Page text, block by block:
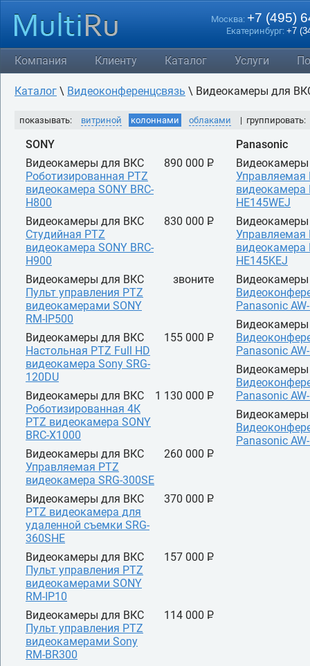
Москва: +7 (495)
Екатеринбург: +7
Компания Клиенту Каталог Услуги
Каталог \ Видеоконференцсвязь \ Видеокамеры для
показывать: витриной колоннами облаками | группировать:
SONY
Видеокамеры для ВКС
Роботизированная PTZ
видеокамера SONY BRC-
H800
890 000 P
Видеокамеры для ВКС
Студийная PTZ
видеокамера SONY BRC-
H900
830 000 P
Видеокамеры для ВКС
Пульт управления PTZ
видеокамерами SONY
RM-IP500
звоните
Видеокамеры для ВКС
Настольная PTZ Full HD
видеокамера Sony SRG-
120DU
155 000 P
Видеокамеры для ВКС
Роботизированная 4К
PTZ видеокамера SONY
BRC-X1000
1 130 000 P
Видеокамеры для ВКС
Управляемая PTZ
видеокамера SRG-300SE
260 000 P
Видеокамеры для ВКС
PTZ видеокамера для
удаленной съемки SRG-
360SHE
370 000 P
Видеокамеры для ВКС
Пульт управления PTZ
видеокамерами SONY
RM-IP10
157 000 P
Видеокамеры для ВКС
Пульт управления PTZ
видеокамерами Sony
RM-BR300
114 000 P
Panasonic
Управляемая
видеокамера
HE145WEJ
Управляемая
видеокамера
HE145KEJ
Panasonic
Panasonic
Panasonic
Panasonic